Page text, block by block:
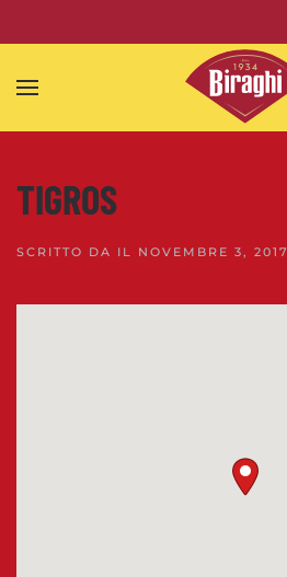
Skip to main content
TIGROS
SCRITTO DA IL NOVEMBRE 3, 2017